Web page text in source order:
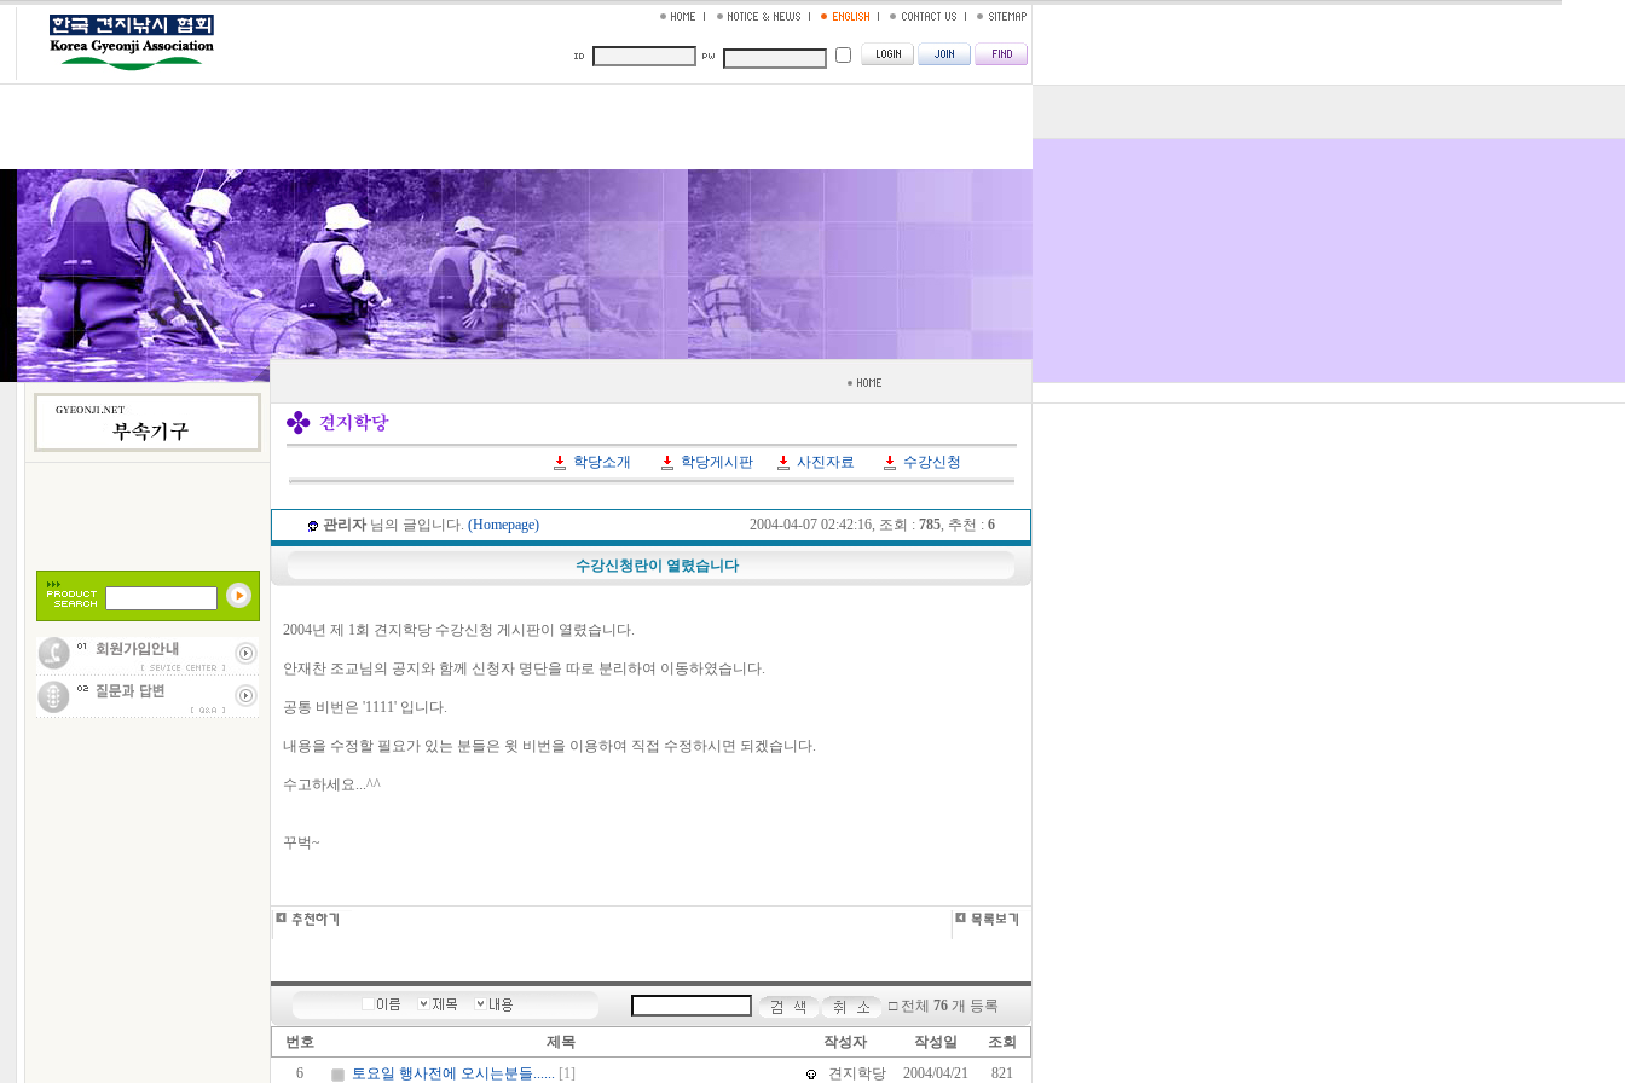
학당소개 학당게시판 사진자료 수강신청
관리자님의 글입니다. (Homepage) 2004-04-07 02:42:16, 조회 : 785, 추천 : 6
수강신청란이 열렸습니다
2004년 제 1회 견지학당 수강신청 게시판이 열렸습니다.
안재찬 조교님의 공지와 함께 신청자 명단을 따로 분리하여 이동하였습니다.
공통 비번은 '1111' 입니다.
내용을 수정할 필요가 있는 분들은 윗 비번을 이용하여 직접 수정하시면 되겠습니다.
수고하세요...^^
꾸벅~
□ 전체 76개 등록
번호 제목 작성자 작성일
조회
6
토요일 행사전에 오시는분들...... [1] 견지학당 2004/04/21 821